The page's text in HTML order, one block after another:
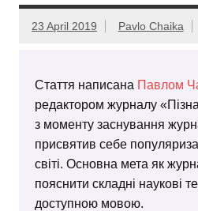
23 April 2019 Pavlo Chaika
Стаття написана Павлом
редактором журналу
з моменту заснування
присвятив себе
світі. Основна мета як
пояснити складні наукові
доступною мовою.